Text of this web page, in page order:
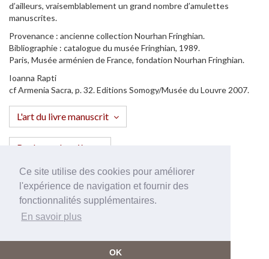
Ce site utilise des cookies pour améliorer
l'expérience de navigation et fournir des
fonctionnalités supplémentaires.
En savoir plus
OK
d’ailleurs, vraisemblablement un grand nombre d’amulettes
manuscrites.
Provenance : ancienne collection Nourhan Fringhian.
Bibliographie : catalogue du musée Fringhian, 1989.
Paris, Musée arménien de France, fondation Nourhan Fringhian.
Ioanna Rapti
cf Armenia Sacra, p. 32. Editions Somogy/Musée du Louvre 2007.
L'art du livre manuscrit
Rouleaux de prière
Séraphins
Français